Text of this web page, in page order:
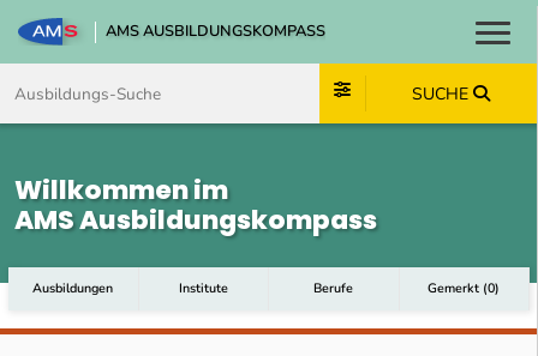
AMS AUSBILDUNGSKOMPASS
SUCHE
Willkommen im
AMS Ausbildungskompass
Ausbildungen Institute Berufe Gemerkt (0)